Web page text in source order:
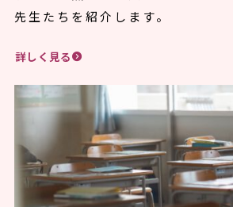
先生たちを紹介します。
詳しく見る